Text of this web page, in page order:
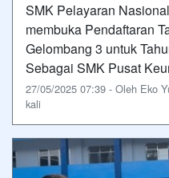
SMK Pelayaran
membuka Pendaftaran
Gelombang 3 untuk
Sebagai SMK Pusat
27/05/2025 07:39 - Oleh Eko
kali